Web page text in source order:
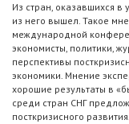
Из стран, оказавшихся в
из него вышел. Такое
международной
экономисты, политики,
перспективы
экономики. Мнение
хорошие результаты в
среди стран СНГ
посткризисного развития.